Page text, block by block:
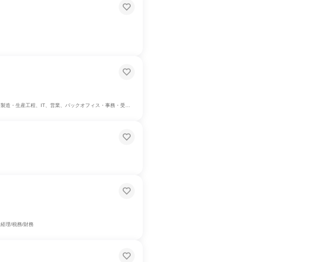
製造・生産工程、IT、営業、バックオフィス・事務・受付、SCM/生産管理/購買/物流、建築/土木/プラント専門職、学術研究
経理/税務/財務